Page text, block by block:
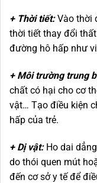
+ Thời tiết:Vào thời
thời tiết thay đổi
đường hô hấp như
+ Môi trường trung
chất có hại cho cơ
vật… Tạo điều kiện
hấp của trẻ.
+ Dị vật:Ho dai
do thói quen mút
đến cơ sở y tế để